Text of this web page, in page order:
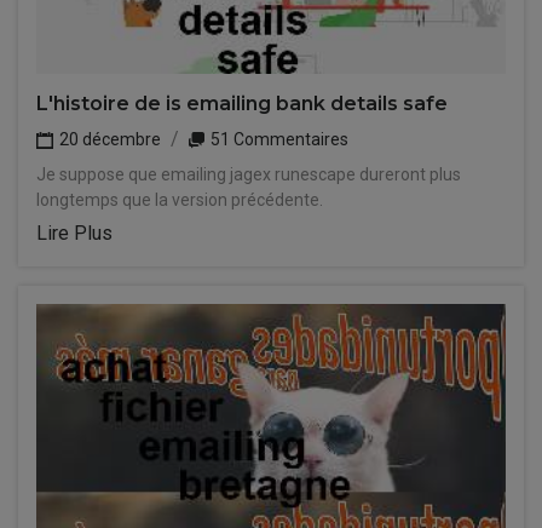
L'histoire de is emailing bank details safe
20 décembre
51 Commentaires
Je suppose que emailing jagex runescape dureront plus
longtemps que la version précédente.
Lire Plus